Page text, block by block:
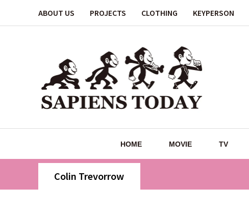
ABOUT US PROJECTS CLOTHING KEYPERSON
HOME MOVIE TV
Colin Trevorrow